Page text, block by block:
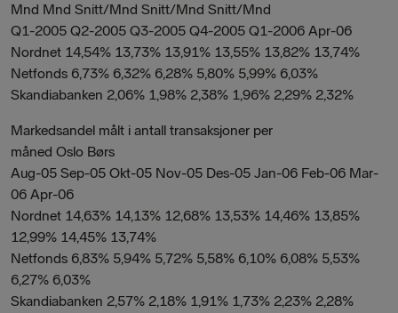
Mnd Mnd Snitt/Mnd Snitt/Mnd Snitt/Mnd
Q1-2005 Q2-2005 Q3-2005 Q4-2005 Q1-2006 Apr-06
Nordnet 14,54% 13,73% 13,91% 13,55% 13,82% 13,74%
Netfonds 6,73% 6,32% 6,28% 5,80% 5,99% 6,03%
Skandiabanken 2,06% 1,98% 2,38% 1,96% 2,29% 2,32%
Markedsandel målt i antall transaksjoner per
måned Oslo Børs
Aug-05 Sep-05 Okt-05 Nov-05 Des-05 Jan-06 Feb-06 Mar-
06 Apr-06
Nordnet 14,63% 14,13% 12,68% 13,53% 14,46% 13,85%
12,99% 14,45% 13,74%
Netfonds 6,83% 5,94% 5,72% 5,58% 6,10% 6,08% 5,53%
6,27% 6,03%
Skandiabanken 2,57% 2,18% 1,91% 1,73% 2,23% 2,28%